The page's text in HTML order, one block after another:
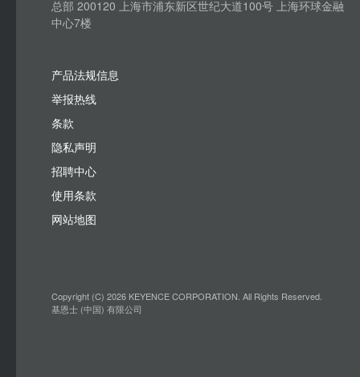
总部 200120 上海市浦东新区世纪大道100号 上海环球金融
中心7楼
产品法规信息
举报热线
条款
隐私声明
招聘中心
使用条款
网站地图
Copyright (C) 2026 KEYENCE CORPORATION. All Rights Reserved.
基恩士 (中国) 有限公司